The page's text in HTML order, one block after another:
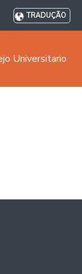
TRADUÇÃO
Universitario